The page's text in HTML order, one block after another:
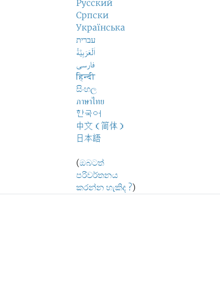
Русский
Српски
Українська
עברית
اَلْعَرَبِيَّةُ
فارسی
हिन्दी
සිංහල
ภาษาไทย
한국어
中文（简体）
日本語
(ඔබටත්
පරිවර්තනය
කරන්න හැකිද ?)